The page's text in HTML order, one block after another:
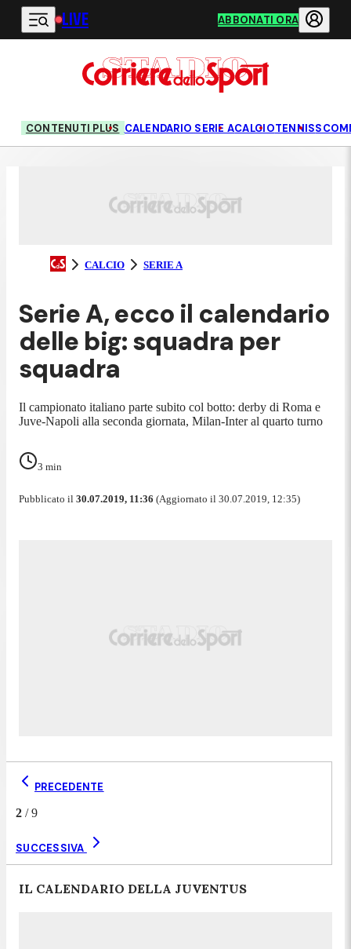
Vai al contenuto principale
LIVE ABBONATI ORA
CONTENUTI PLUS CALENDARIO SERIE ACALCIOTENNIS
CALCIO SERIE A
Serie A, ecco il calendario
delle big: squadra per
squadra
Il campionato italiano parte subito col botto: derby di Roma e
Juve-Napoli alla seconda giornata, Milan-Inter al quarto turno
3 min
Pubblicato il 30.07.2019, 11:36 (Aggiornato il 30.07.2019, 12:35)
PRECEDENTE
2 /9
SUCCESSIVA
IL CALENDARIO DELLA JUVENTUS